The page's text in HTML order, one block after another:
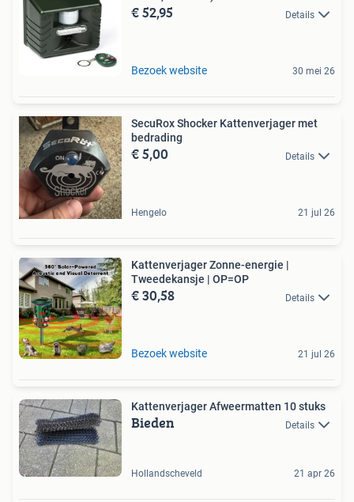
€ 52,95 Details
Bezoek website 30 mei 26
SecuRox Shocker Kattenverjager met
bedrading
€ 5,00 Details
Hengelo 21 jul 26
Kattenverjager Zonne-energie |
Tweedekansje | OP=OP
€ 30,58 Details
Bezoek website 21 jul 26
Kattenverjager Afweermatten 10 stuks
Bieden Details
Hollandscheveld 21 apr 26